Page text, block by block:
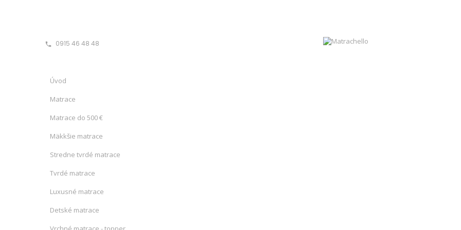
phone 0915 46 48 48
Úvod
Matrace
Matrace do 500 €
Mäkkšie matrace
Stredne tvrdé matrace
Tvrdé matrace
Luxusné matrace
Detské matrace